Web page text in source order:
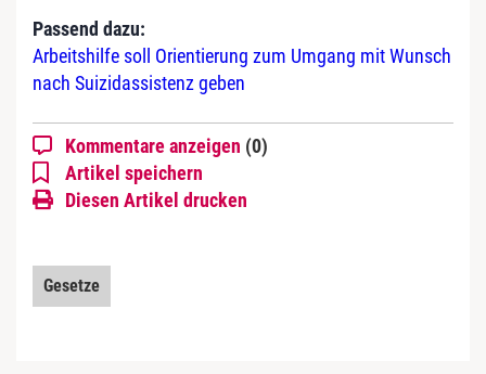
Passend dazu:
Arbeitshilfe soll Orientierung zum Umgang mit Wunsch
nach Suizidassistenz geben
Kommentare anzeigen (0)
Artikel speichern
Diesen Artikel drucken
Gesetze